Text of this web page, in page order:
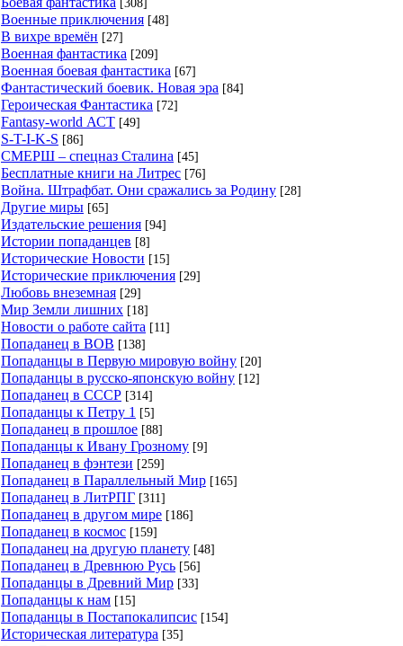
Военные приключения [48]
В вихре времён [27]
Военная фантастика [209]
Военная боевая фантастика [67]
Фантастический боевик. Новая эра [84]
Героическая Фантастика [72]
Fantasy-world АСТ [49]
S-T-I-K-S [86]
СМЕРШ – спецназ Сталина [45]
Бесплатные книги на Литрес [76]
Война. Штрафбат. Они сражались за Родину [28]
Другие миры [65]
Издательские решения [94]
Истории попаданцев [8]
Исторические Новости [15]
Исторические приключения [29]
Любовь внеземная [29]
Мир Земли лишних [18]
Новости о работе сайта [11]
Попаданец в ВОВ [138]
Попаданцы в Первую мировую войну [20]
Попаданцы в русско-японскую войну [12]
Попаданец в СССР [314]
Попаданцы к Петру 1 [5]
Попаданец в прошлое [88]
Попаданцы к Ивану Грозному [9]
Попаданец в фэнтези [259]
Попаданец в Параллельный Мир [165]
Попаданец в ЛитРПГ [311]
Попаданец в другом мире [186]
Попаданец в космос [159]
Попаданец на другую планету [48]
Попаданец в Древнюю Русь [56]
Попаданцы в Древний Мир [33]
Попаданцы к нам [15]
Попаданцы в Постапокалипсис [154]
Историческая литература [35]